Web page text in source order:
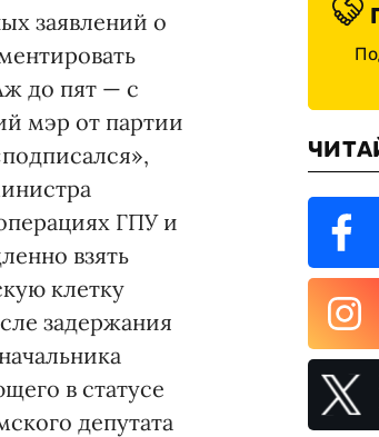
заявлений о
до пят — с
мэр от партии
ГПУ и
взять
клетку
задержания
в статусе
депутата